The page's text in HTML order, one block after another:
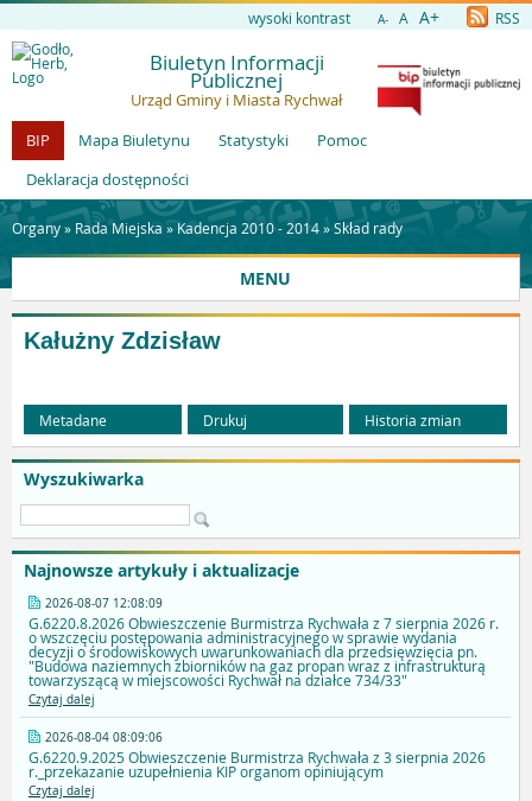
wysoki kontrast A- A A+ RSS
Biuletyn Informacji
Publicznej
Urząd Gminy i Miasta Rychwał
BIP
Mapa Biuletynu Statystyki
Pomoc
Deklaracja dostępności
Organy » Rada Miejska »Kadencja 2010 - 2014»Skład rady
MENU
Wyszukiwarka
Najnowsze artykuły i aktualizacje
2026-08-07 12:08:09
G.6220.8.2026 Obwieszczenie Burmistrza Rychwała z 7 sierpnia 2026 r.
o wszczęciu postępowania administracyjnego w sprawie wydania
decyzji o środowiskowych uwarunkowaniach dla przedsięwzięcia pn.
"Budowa naziemnych zbiorników na gaz propan wraz z infrastrukturą
towarzyszącą w miejscowości Rychwał na działce 734/33"
Czytaj dalej
2026-08-04 08:09:06
G.6220.9.2025 Obwieszczenie Burmistrza Rychwała z 3 sierpnia 2026
r._przekazanie uzupełnienia KIP organom opiniującym
Czytaj dalej
Kałużny Zdzisław
Metadane Drukuj Historia zmian